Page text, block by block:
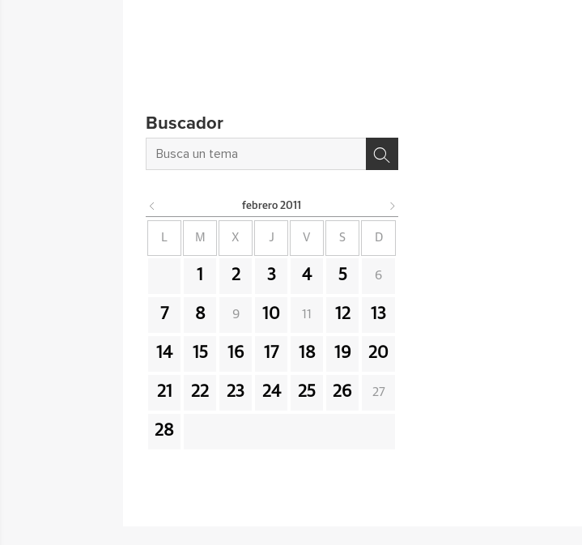
Buscador
febrero 2011
L M X J V S D
1 2 3 4 5 6
7 8 9 10 11 12 13
14 15 16 17 18 19 20
21 22 23 24 25 26 27
28